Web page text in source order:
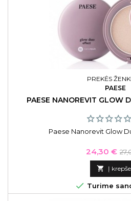
PREKĖS
PAESE
PAESE NANOREVIT GLOW
Paese Nanorevit Glow
Kaina
24,30 €
 Į
 Turime